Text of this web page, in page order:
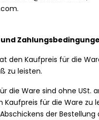
den Kaufpreis für die
zu leisten.
die Ware sind ohne USt.
Kaufpreis für die Ware zu
der Bestellung